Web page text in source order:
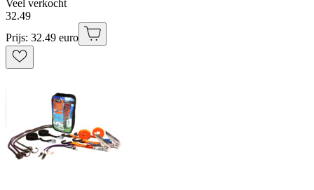
Veel verkocht
32.49
Prijs: 32.49 euro